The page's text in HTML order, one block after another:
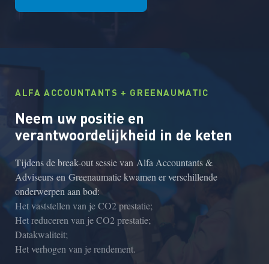
ALFA ACCOUNTANTS + GREENAUMATIC
Neem uw positie en
verantwoordelijkheid in de keten
Tijdens de break-out sessie van Alfa Accountants &
Adviseurs en Greenaumatickwamen er verschillende
onderwerpen aan bod:
Het vaststellen van je CO2 prestatie;
Het reduceren van je CO2 prestatie;
Datakwaliteit;
Het verhogen van je rendement.